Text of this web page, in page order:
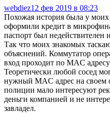
webdiez12 фев 2019 в 08:23
Похожая история была у моих
оформили кредит в
паспорт был недействителен
Так что моих знакомых
объяснений. Коммутатор
вход проходит по MAC
Теоретически любой сосед
нужный MAC адрес на своем
полиции мало интересуют
деньги компанией и не
завладел.